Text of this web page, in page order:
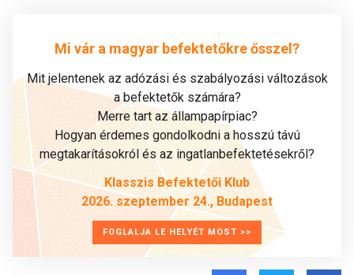
Mi vár a magyar befektetőkre ősszel?
Mit jelentenek az adózási és szabályozási változások
a befektetők számára?
Merre tart az állampapírpiac?
Hogyan érdemes gondolkodni a hosszú távú
megtakarításokról és az ingatlanbefektetésekről?
Klasszis Befektetői Klub
2026. szeptember 24., Budapest
FOGLALJA LE HELYÉT MOST >>